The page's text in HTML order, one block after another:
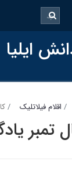
ایلیا
اقلام فیلاتلیک
تمبر